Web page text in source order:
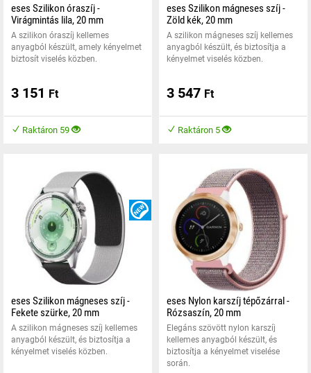
eses Szilikon óraszíj -
Virágmintás lila, 20 mm
A szilikon óraszíj kellemes
anyagból készült, amely kényelmet
biztosít viselés közben.
3 151 Ft
Raktáron 59
eses Szilikon mágneses szíj -
Zöld kék, 20 mm
A szilikon mágneses szíj kellemes
anyagból készült, és biztosítja a
kényelmet viselés közben.
3 547 Ft
Raktáron 5
eses Szilikon mágneses szíj -
Fekete szürke, 20 mm
A szilikon mágneses szíj kellemes
anyagból készült, és biztosítja a
kényelmet viselés közben.
ÚJDONSÁG
eses Nylon karszíj tépőzárral -
Rózsaszín, 20 mm
Elegáns szövött nylon karszíj
kellemes anyagból készült, és
biztosítja a kényelmet viselése
során.